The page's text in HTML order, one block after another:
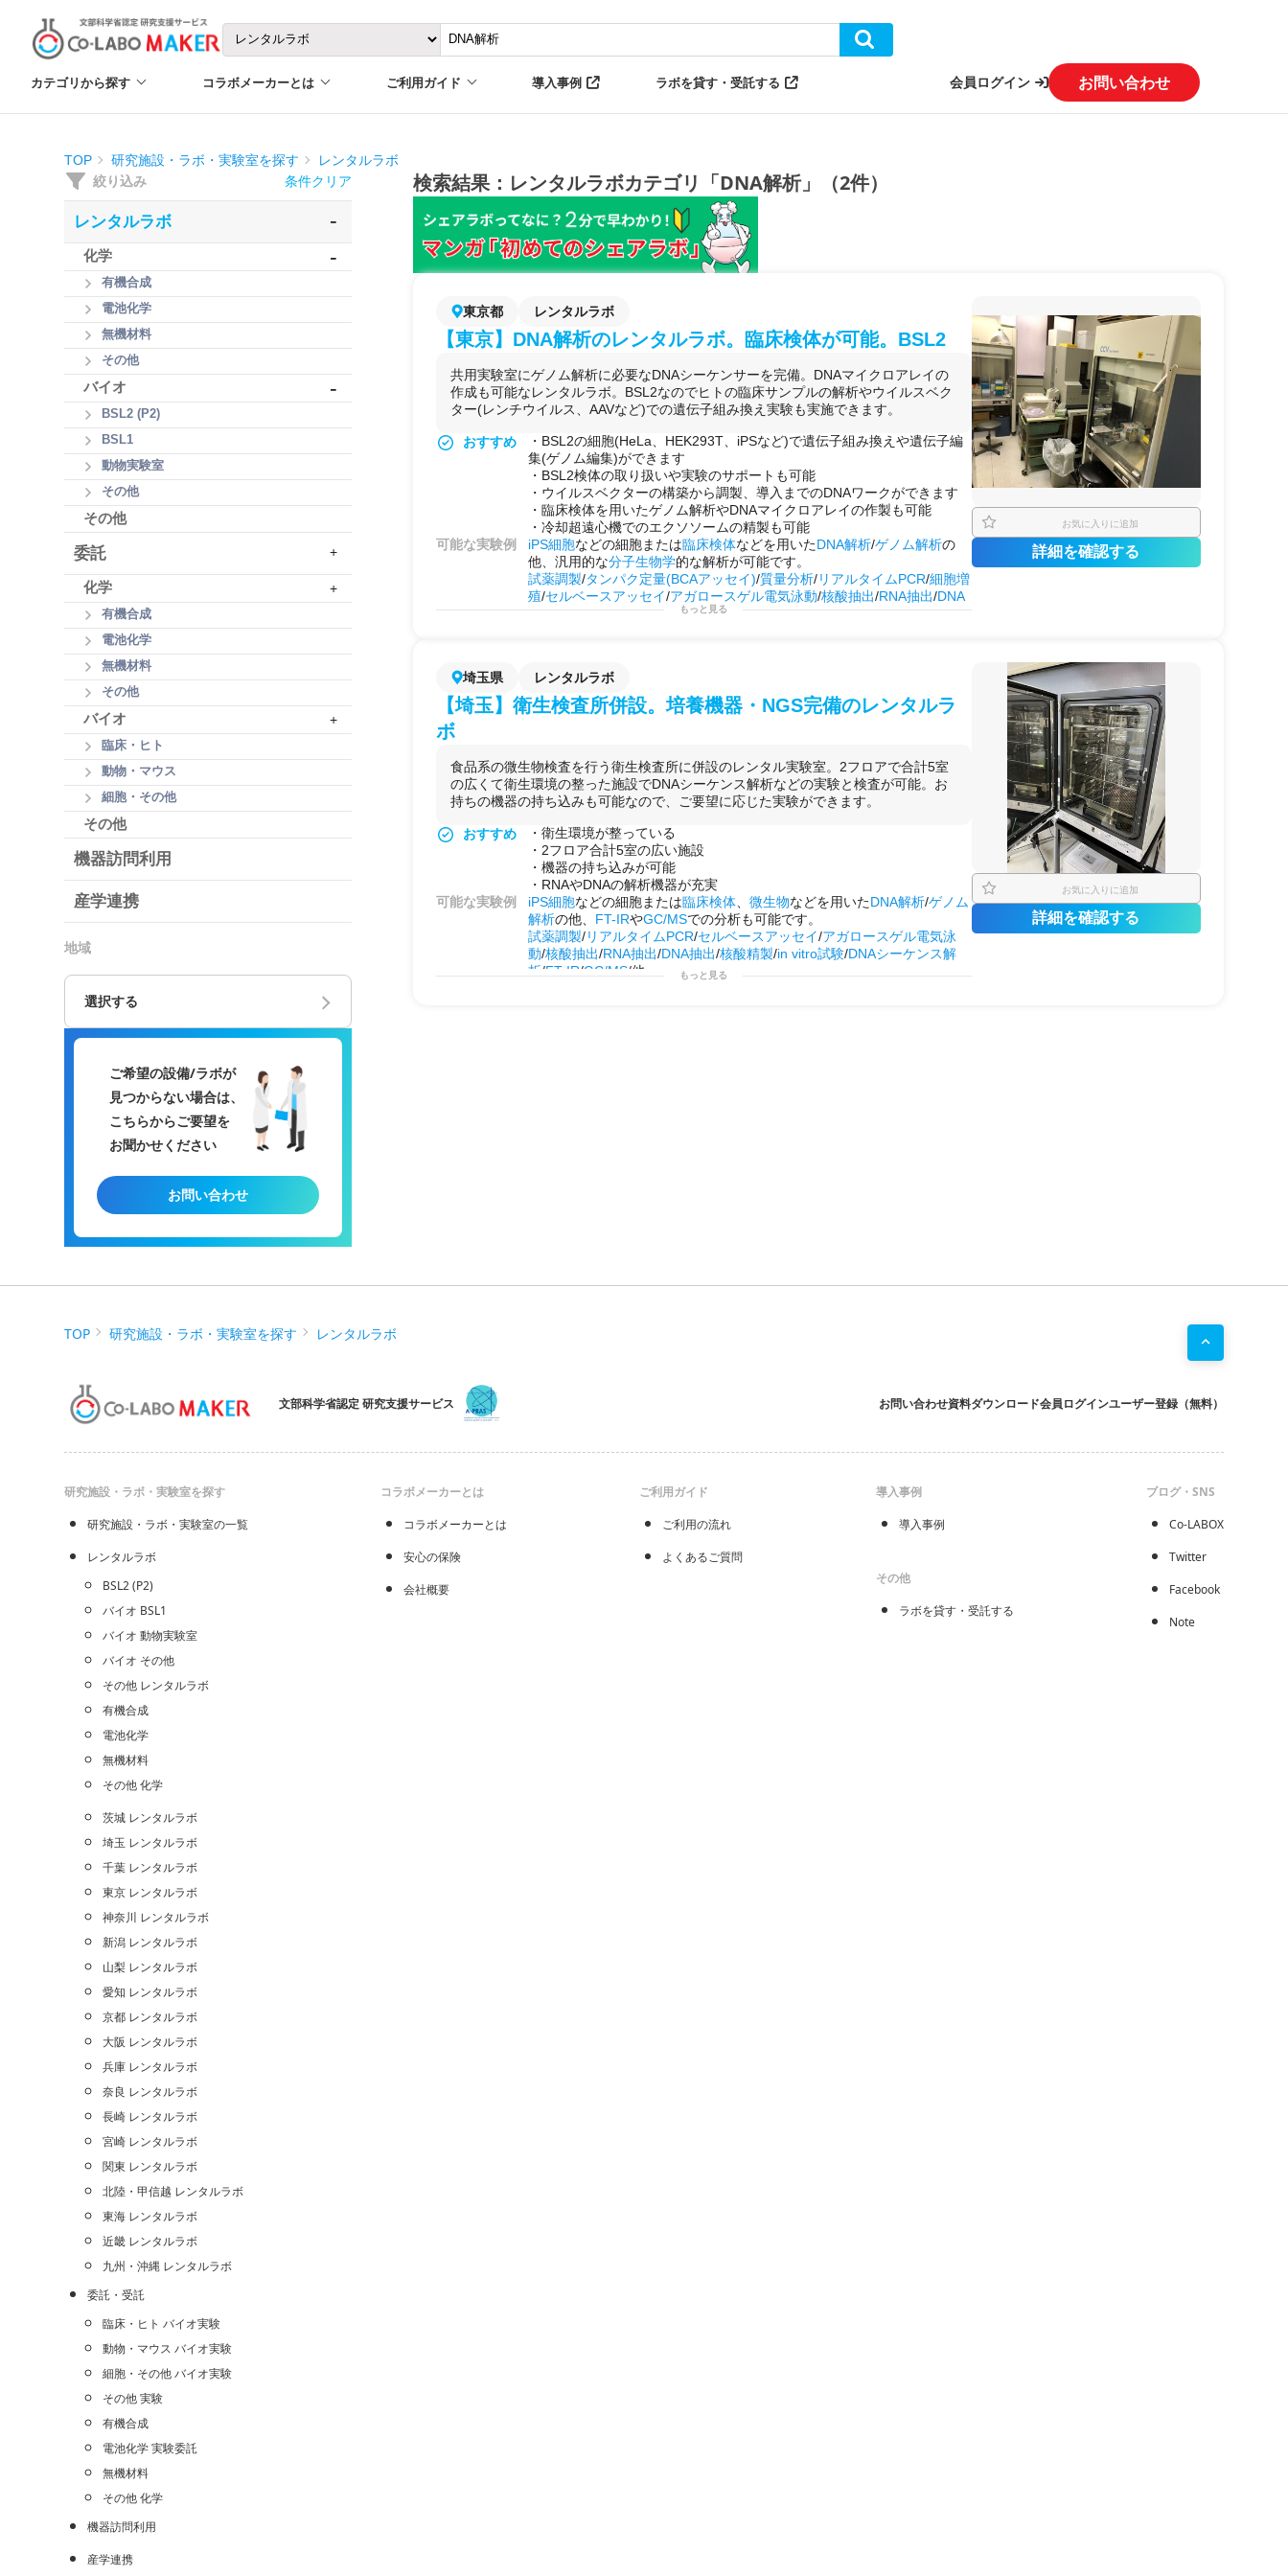
カテゴリから探す コラボメーカーとは ご利用ガイド 導入事例 ラボを貸す・受託する 会員ログイン お問い合わせ
TOP 研究施設・ラボ・実験室を探す レンタルラボ
絞り込み 条件クリア
レンタルラボ -
化学 -
有機合成
電池化学
無機材料
その他
バイオ -
BSL2 (P2)
BSL1
動物実験室
その他
その他
委託 +
化学 +
有機合成
電池化学
無機材料
その他
バイオ +
臨床・ヒト
動物・マウス
細胞・その他
その他
機器訪問利用
産学連携
地域
選択する
ご希望の設備/ラボが
見つからない場合は、
こちらからご要望を
お聞かせください
お問い合わせ
検索結果：レンタルラボカテゴリ「DNA解析」（2件）
東京都 レンタルラボ
【東京】DNA解析のレンタルラボ。臨床検体が可能。BSL2
共用実験室にゲノム解析に必要なDNAシーケンサーを完備。DNAマイクロアレイの
作成も可能なレンタルラボ。BSL2なのでヒトの臨床サンプルの解析やウイルスベク
ター(レンチウイルス、AAVなど)での遺伝子組み換え実験も実施できます。
おすすめ
・BSL2の細胞(HeLa、HEK293T、iPSなど)で遺伝子組み換えや遺伝子編
集(ゲノム編集)ができます
・BSL2検体の取り扱いや実験のサポートも可能
・ウイルスベクターの構築から調製、導入までのDNAワークができます
・臨床検体を用いたゲノム解析やDNAマイクロアレイの作製も可能
・冷却超遠心機でのエクソソームの精製も可能
可能な実験例
iPS細胞などの細胞または臨床検体などを用いたDNA解析/ゲノム解析の
他、汎用的な分子生物学的な解析が可能です。
試薬調製/タンパク定量(BCAアッセイ)/質量分析/リアルタイムPCR/細胞増
殖/セルベースアッセイ/アガロースゲル電気泳動/核酸抽出/RNA抽出/DNA
抽出/核酸精製/エクソソーム精製/ in vitro試験/DNAシーケンス解析/DNAマ
用途例
・臨床検体の網羅的
・化合物や開発品の効果/薬効の解析や 作用メカニズム/薬理の解析
・HTSなどの 大規模スクリーニング試験 の予備解析や 条件検討
・培養上清やエクソソームの機能性評価
もっと見る
お気に入りに追加
詳細を確認する
埼玉県 レンタルラボ
【埼玉】衛生検査所併設。培養機器・NGS完備のレンタルラ
ボ
食品系の微生物検査を行う衛生検査所に併設のレンタル実験室。2フロアで合計5室
の広くて衛生環境の整った施設でDNAシーケンス解析などの実験と検査が可能。お
持ちの機器の持ち込みも可能なので、ご要望に応じた実験ができます。
おすすめ
・衛生環境が整っている
・2フロア合計5室の広い施設
・機器の持ち込みが可能
・RNAやDNAの解析機器が充実
可能な実験例
iPS細胞などの細胞または臨床検体 、微生物などを用いたDNA解析/ゲノム
解析の他、 FT-IRやGC/MSでの分析も可能です。
試薬調製/リアルタイムPCR/セルベースアッセイ/アガロースゲル電気泳
動/核酸抽出/RNA抽出/DNA抽出/核酸精製/in vitro試験/DNAシーケンス解
析/FT-IR/GC/MS/他
もっと見る
お気に入りに追加
詳細を確認する
TOP 研究施設・ラボ・実験室を探す レンタルラボ
文部科学省認定 研究支援サービス お問い合わせ資料ダウンロード会員ログインユーザー登録（無料）
研究施設・ラボ・実験室を探す
研究施設・ラボ・実験室の一覧
レンタルラボ
BSL2 (P2)
バイオ BSL1
バイオ 動物実験室
バイオ その他
その他 レンタルラボ
有機合成
電池化学
無機材料
その他 化学
茨城 レンタルラボ
埼玉 レンタルラボ
千葉 レンタルラボ
東京 レンタルラボ
神奈川 レンタルラボ
新潟 レンタルラボ
山梨 レンタルラボ
愛知 レンタルラボ
京都 レンタルラボ
大阪 レンタルラボ
兵庫 レンタルラボ
奈良 レンタルラボ
長崎 レンタルラボ
宮崎 レンタルラボ
関東 レンタルラボ
北陸・甲信越 レンタルラボ
東海 レンタルラボ
近畿 レンタルラボ
九州・沖縄 レンタルラボ
委託・受託
臨床・ヒト バイオ実験
動物・マウス バイオ実験
細胞・その他 バイオ実験
その他 実験
有機合成
電池化学 実験委託
無機材料
その他 化学
機器訪問利用
産学連携
コラボメーカーとは
コラボメーカーとは
安心の保険
会社概要
ご利用ガイド
ご利用の流れ
よくあるご質問
導入事例
導入事例
その他
ラボを貸す・受託する
ブログ・SNS
Co-LABOX
Twitter
Facebook
Note